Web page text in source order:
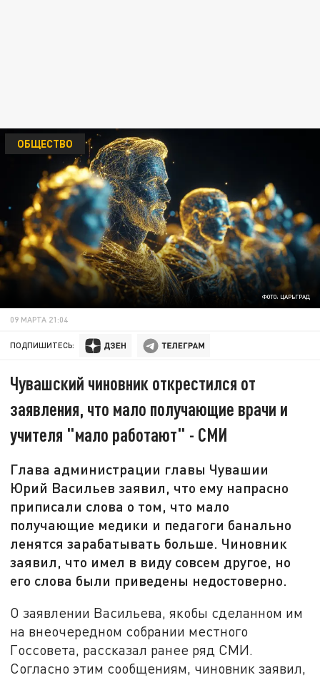
ФОТО: ЦАРЬГРАД
ОБЩЕСТВО
09 МАРТА 21:04
ПОДПИШИТЕСЬ:
Чувашский чиновник открестился от
заявления, что мало получающие врачи и
учителя "мало работают" - СМИ
Глава администрации главы Чувашии
Юрий Васильев заявил, что ему напрасно
приписали слова о том, что мало
получающие медики и педагоги банально
ленятся зарабатывать больше. Чиновник
заявил, что имел в виду совсем другое, но
его слова были приведены недостоверно.
О заявлении Васильева, якобы сделанном им
на внеочередном собрании местного
Госсовета, рассказал ранее ряд СМИ.
Согласно этим сообщениям, чиновник заявил,